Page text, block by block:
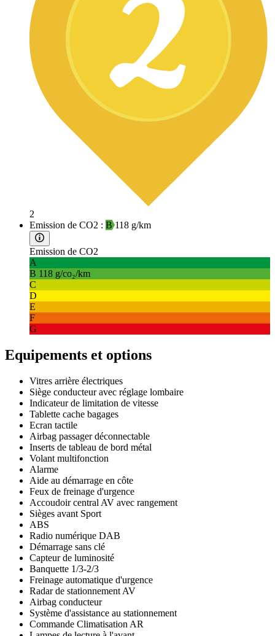
2
Emission de CO2 : B118 g/km
Emission de CO2
A
B 118 g/co₂/km
C
D
E
F
G
Equipements et options
Vitres arrière électriques
Siège conducteur avec réglage lombaire
Indicateur de limitation de vitesse
Tablette cache bagages
Ecran tactile
Airbag passager déconnectable
Inserts de tableau de bord métal
Volant multifonction
Alarme
Aide au démarrage en côte
Feux de freinage d'urgence
Accoudoir central AV avec rangement
Sièges avant Sport
ABS
Radio numérique DAB
Démarrage sans clé
Capteur de luminosité
Banquette 1/3-2/3
Freinage automatique d'urgence
Radar de stationnement AV
Airbag conducteur
Système d'assistance au stationnement
Commande Climatisation AR